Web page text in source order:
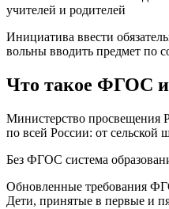
учителей и родителей
Инициатива ввести
вольны вводить предмет по
Что такое ФГОС
Министерство просвещения
по всей России: от сельской
Без ФГОС система
Обновленные требования
Дети, принятые в первые и